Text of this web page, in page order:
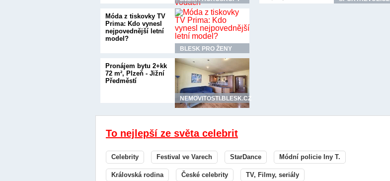
Móda z tiskovky TV
Prima: Kdo vynesl
nejpovednější letní
model?
BLESK PRO ŽENY
Pronájem bytu 2+kk
72 m², Plzeň - Jižní
Předměstí
NEMOVITOSTI.BLESK.CZ
To nejlepší ze světa celebrit
Celebrity Festival ve Varech StarDance Módní policie Iny T.
Královská rodina České celebrity TV, Filmy, seriály